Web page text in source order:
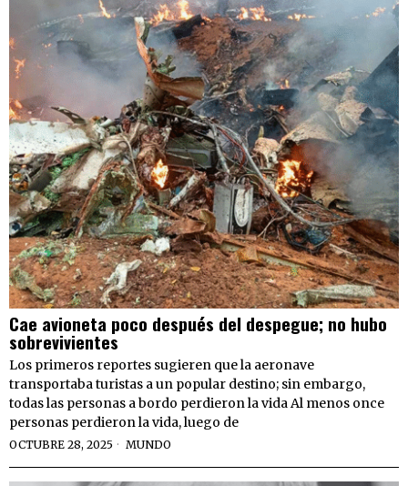
Cae avioneta poco después del despegue; no hubo
sobrevivientes
Los primeros reportes sugieren que la aeronave
transportaba turistas a un popular destino; sin embargo,
todas las personas a bordo perdieron la vida Al menos once
personas perdieron la vida, luego de
OCTUBRE 28, 2025 MUNDO